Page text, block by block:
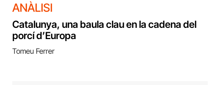
ANÀLISI
Catalunya, una baula clau en la cadena del
porcí d’Europa
Tomeu Ferrer